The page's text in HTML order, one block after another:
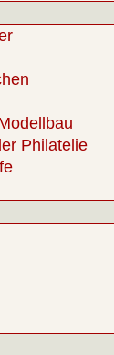
Philatelie